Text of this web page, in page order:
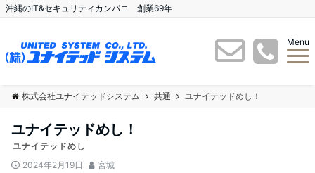
沖縄のIT&セキュリティカンパニ 創業69年
Menu
株式会社ユナイテッドシステム 共通 ユナイテッドめし！
ユナイテッドめし！
ユナイテッドめし
2024年2月19日
宮城